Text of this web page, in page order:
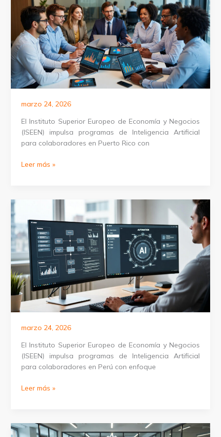
en
Puerto
Rico
marzo 24, 2026
El Instituto Superior Europeo de Economía y Negocios
(ISEEN) impulsa programas de Inteligencia Artificial
para colaboradores en Puerto Rico con
Programas
en
Puerto
Rico
Leer más »
marzo 24, 2026
El Instituto Superior Europeo de Economía y Negocios
(ISEEN) impulsa programas de Inteligencia Artificial
para colaboradores en Perú con enfoque
Programas
para
Leer más »